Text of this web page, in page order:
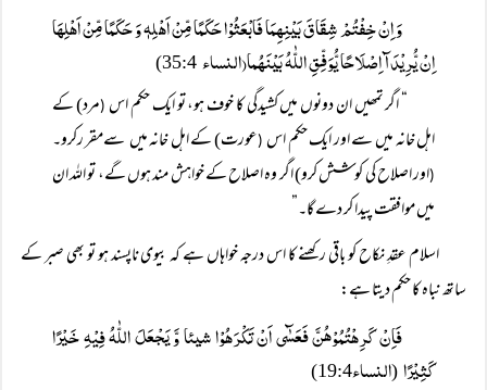
وَ اِنْ خِفْتُمْ شِقَاقَ بَیْنِھِمَا فَابْعَثُوْا حَکَمًا مِّنْ اَھْلِہٖ وَ حَکَمًا مِّنْ اَھْلِھَا
اِنْ یُّرِیْدَآ اِصْلَاحًا یُّوَفِّقِ اللّٰہُ بَیْنَھُما(النساء
“ اگر تمھیں ان دونوں میں کشیدگی کا خوف ہو، تو ایک حکم اس (مرد) کے
اہل خانہ میں سے اور ایک حکم اس (عورت) کے اہل خانہ میں سےمقر رکرو۔
(اور اصلاح کی کوشش کرو) اگر وہ اصلاح کے خواہش مند ہوں گے، تو اللہ ان
میں موافقت پیدا کر دے گا۔”
اسلام عقدِ نکاح کو باقی رکھنے کا اس درجہ خواہاں ہے کہ بیوی ناپسند ہو تو بھی صبر کے
ساتھ نباہ کا حکم دیتا ہے:
فَاِنْ کَرِھْتُمُوْھُنَّ فَعَسٰٓی اَنْ تَکْرَھُوْا شيئا وَّ یَجْعَلَ اللّٰہُ فِیْہِ خَیْرًا
کَثِیْرًا(النساء19:4)